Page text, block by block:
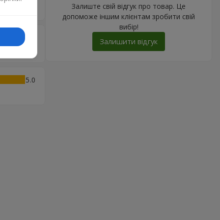
5
Залиште свій відгук про товар. Це
допоможе іншим клієнтам зробити свій
вибір!
Залишити відгук